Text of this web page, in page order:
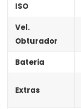
ISO
Vel.
Obturador
Bateria
Extras